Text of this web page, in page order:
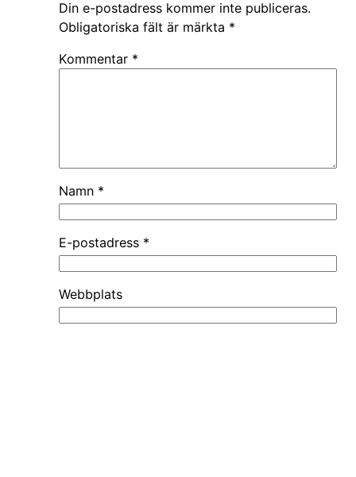
Din e-postadress kommer inte publiceras.
Obligatoriska fält är märkta *
Kommentar *
Namn *
E-postadress *
Webbplats